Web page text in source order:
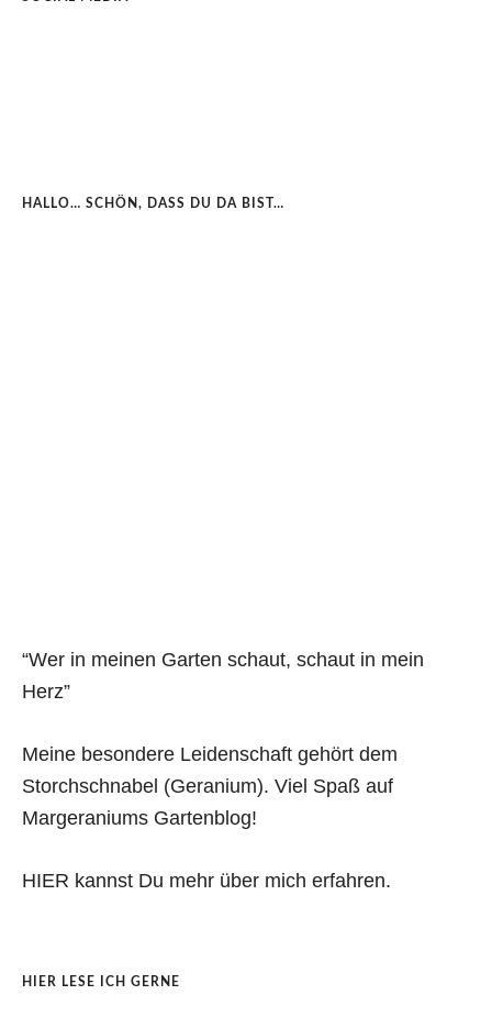
HALLO… SCHÖN, DASS DU DA BIST…
“Wer in meinen Garten schaut, schaut in mein
Herz”
Meine besondere Leidenschaft gehört dem
Storchschnabel (Geranium). Viel Spaß auf
Margeraniums Gartenblog!
HIER kannst Du mehr über mich erfahren.
HIER LESE ICH GERNE